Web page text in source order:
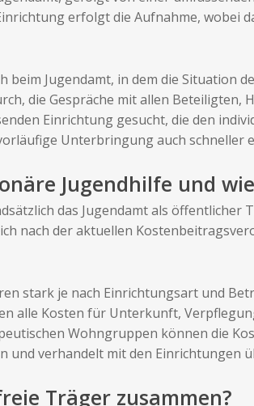
erfolgt die Aufnahme, wobei
Jugendamt, in dem die Situation
die Gespräche mit allen Beteiligten,
Einrichtung gesucht, die den
Unterbringung auch schneller
Jugendhilfe und
das Jugendamt als öffentlicher
nach der aktuellen
stark je nach Einrichtungsart und
alle Kosten für Unterkunft,
Wohngruppen können die
und verhandelt mit den Einrichtungen
Träger zusammen?